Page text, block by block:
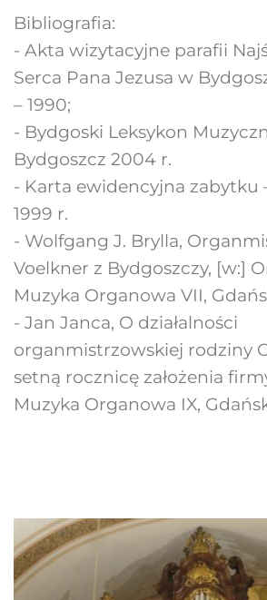
Bibliografia:
- Akta wizytacyjne parafii
Serca Pana Jezusa w
– 1990;
- Bydgoski Leksykon
Bydgoszcz 2004 r.
- Karta ewidencyjna zabytku
1999 r.
- Wolfgang J. Brylla,
Voelkner z Bydgoszczy, [w:]
Muzyka Organowa VII,
- Jan Janca, O działalności
organmistrzowskiej rodziny
setną rocznicę założenia
Muzyka Organowa IX,